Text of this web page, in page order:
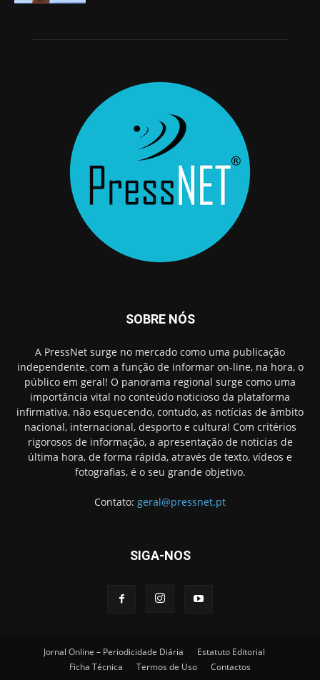
SOBRE NÓS
A PressNet surge no mercado como uma publicação
independente, com a função de informar on-line, na hora, o
público em geral! O panorama regional surge como uma
importância vital no conteúdo noticioso da plataforma
infirmativa, não esquecendo, contudo, as notícias de âmbito
nacional, internacional, desporto e cultura! Com critérios
rigorosos de informação, a apresentação de noticias de
última hora, de forma rápida, através de texto, vídeos e
fotografias, é o seu grande objetivo.
Contato: geral@pressnet.pt
SIGA-NOS
Jornal Online – Periodicidade Diária
Estatuto Editorial
Ficha Técnica
Termos de Uso Contactos